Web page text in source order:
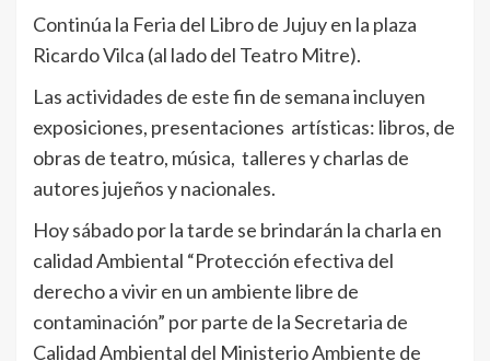
Continúa la Feria del Libro de Jujuy en la plaza
Ricardo Vilca (al lado del Teatro Mitre).
Las actividades de este fin de semana incluyen
exposiciones, presentaciones artísticas: libros, de
obras de teatro, música, talleres y charlas de
autores jujeños y nacionales.
Hoy sábado por la tarde se brindarán la charla en
calidad Ambiental “Protección efectiva del
derecho a vivir en un ambiente libre de
contaminación” por parte de la Secretaria de
Calidad Ambiental del Ministerio Ambiente de